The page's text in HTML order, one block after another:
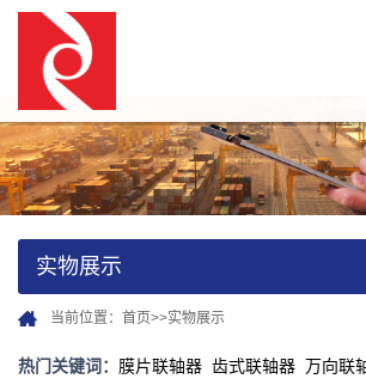
实物展示
当前位置： 首页>>实物展示
热门关键词： 膜片联轴器 齿式联轴器 万向联